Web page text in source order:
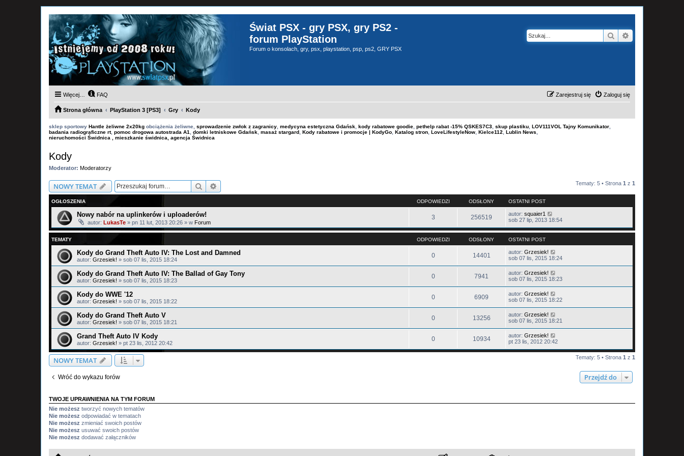
Świat PSX - gry PSX, gry PS2 -
forum PlayStation
Forum o konsolach, gry, psx, playstation, psp, ps2, GRY PSX
Szukaj
Więcej… FAQ Zaloguj się
Zarejestruj się
Strona główna PlayStation 3 [PS3] Gry Kody
sklep sportowy Hantle żeliwne 2x20kg obciążenia żeliwne, sprowadzenie zwłok z zagranicy medycyna estetyczna Gdańsk kody rabatowe goodie pethelp rabat -15% QSKES7C3 skup plastiku LOV111VOL Tajny Komunikator
badania radiograficzne rt, pomoc drogowa autostrada A1 domki letniskowe Gdańsk masaż stargard Kody rabatowe i promocje | KodyGo Katalog stron LoveLifestyleNow Kielce112 Lublin News
nieruchomości Świdnica , mieszkanie świdnica, agencja Świdnica
Kody
Moderator: Moderatorzy
NOWY TEMAT Szukaj Tematy: 5 • Strona 1 z 1
OGŁOSZENIA ODPOWIEDZI ODSŁONY OSTATNI POST
Nowy nabór na uplinkerów i uploaderów!
autor: LukasTe » pn 11 lut, 2013 20:26 » w Forum
3 256519 autor: squaier1
sob 27 lip, 2013 18:54
TEMATY ODPOWIEDZI ODSŁONY OSTATNI POST
Kody do Grand Theft Auto IV: The Lost and Damned
autor: Grzesiek! » sob 07 lis, 2015 18:24
0 14401 autor: Grzesiek!
sob 07 lis, 2015 18:24
Kody do Grand Theft Auto IV: The Ballad of Gay Tony
autor: Grzesiek! » sob 07 lis, 2015 18:23
0 7941 autor: Grzesiek!
sob 07 lis, 2015 18:23
Kody do WWE '12
autor: Grzesiek! » sob 07 lis, 2015 18:22
0 6909 autor: Grzesiek!
sob 07 lis, 2015 18:22
Kody do Grand Theft Auto V
autor: Grzesiek! » sob 07 lis, 2015 18:21
0 13256 autor: Grzesiek!
sob 07 lis, 2015 18:21
Grand Theft Auto IV Kody
autor: Grzesiek! » pt 23 lis, 2012 20:42
0 10934 autor: Grzesiek!
pt 23 lis, 2012 20:42
NOWY TEMAT Tematy: 5 • Strona 1 z 1
Wróć do wykazu forów Przejdź do
TWOJE UPRAWNIENIA NA TYM FORUM
Nie możesz tworzyć nowych tematów
Nie możesz odpowiadać w tematach
Nie możesz zmieniać swoich postów
Nie możesz usuwać swoich postów
Nie możesz dodawać załączników